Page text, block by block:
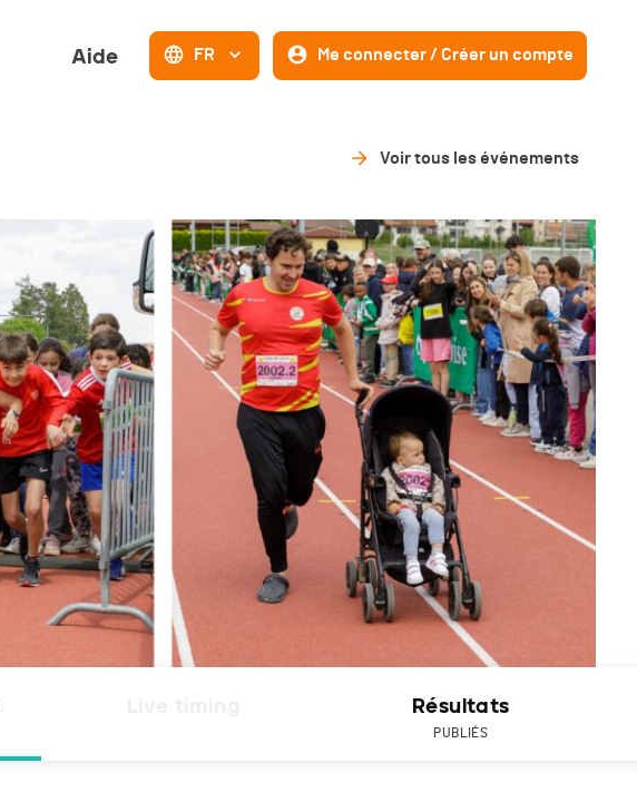
Aide FR Me connecter / Créer un compte
Voir tous les événements
Résultats
PUBLIÉS